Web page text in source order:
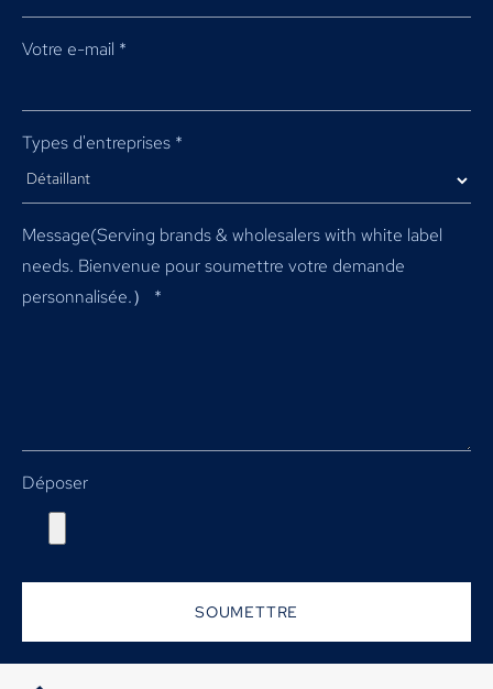
Votre e-mail *
Types d'entreprises *
Message(Serving brands & wholesalers with white label
needs. Bienvenue pour soumettre votre demande
personnalisée.）
*
Déposer
SOUMETTRE